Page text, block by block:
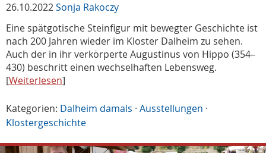
26.10.2022Sonja Rakoczy
Eine spätgotische Steinfigur mit bewegter Geschichte ist
nach 200 Jahren wieder im Kloster Dalheim zu sehen.
Auch der in ihr verkörperte Augustinus von Hippo (354–
430) beschritt einen wechselhaften Lebensweg.
[Weiterlesen]
Kategorien: Dalheim damals · Ausstellungen ·
Klostergeschichte